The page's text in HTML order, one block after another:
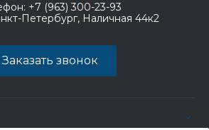
+7 (963) 300-23-93
Петербург, Наличная 44к2
Заказать звонок